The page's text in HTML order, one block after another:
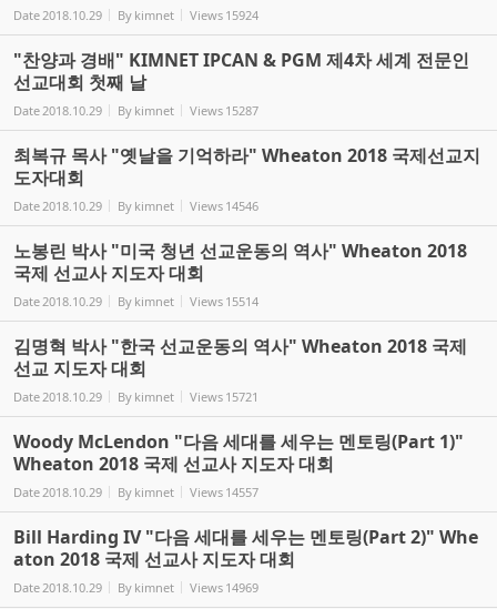
Date 2018.10.29 By kimnet Views 15924
"찬양과 경배" KIMNET IPCAN & PGM 제4차 세계 전문인
선교대회 첫째 날
Date 2018.10.29 By kimnet Views 15287
최복규 목사 "옛날을 기억하라" Wheaton 2018 국제선교지
도자대회
Date 2018.10.29 By kimnet Views 14546
노봉린 박사 "미국 청년 선교운동의 역사" Wheaton 2018
국제 선교사 지도자 대회
Date 2018.10.29 By kimnet Views 15514
김명혁 박사 "한국 선교운동의 역사" Wheaton 2018 국제
선교 지도자 대회
Date 2018.10.29 By kimnet Views 15721
Woody McLendon "다음 세대를 세우는 멘토링(Part 1)"
Wheaton 2018 국제 선교사 지도자 대회
Date 2018.10.29 By kimnet Views 14557
Bill Harding IV "다음 세대를 세우는 멘토링(Part 2)" Whe
aton 2018 국제 선교사 지도자 대회
Date 2018.10.29 By kimnet Views 14969